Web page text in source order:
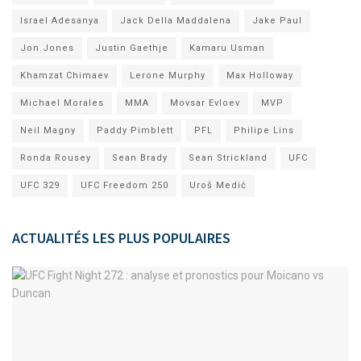
Israel Adesanya Jack Della Maddalena Jake Paul
Jon Jones Justin Gaethje Kamaru Usman
Khamzat Chimaev Lerone Murphy Max Holloway
Michael Morales MMA Movsar Evloev MVP
Neil Magny Paddy Pimblett PFL Philipe Lins
Ronda Rousey Sean Brady Sean Strickland UFC
UFC 329 UFC Freedom 250 Uroš Medić
ACTUALITÉS LES PLUS POPULAIRES